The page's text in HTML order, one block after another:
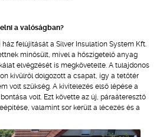
a valóságban?
felújítását a Silver Insulation System Kft.
minősült, mivel a hőszigetelő anyag
elvégzését is megkövetelte. A tulajdonos
kívülről dolgozott a csapat, így a tetőtér
volt szükség. A kivitelezés első lépése a
volt. Ezt követte az új, páraáteresztő
valamint sor került a lécezés és a